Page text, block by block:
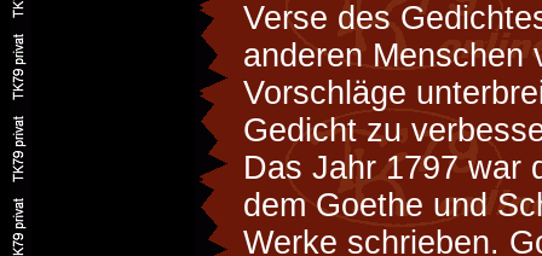
Verse des
anderen Menschen
Vorschläge
Gedicht zu
Das Jahr 1797 war
dem Goethe und
Werke schrieben.